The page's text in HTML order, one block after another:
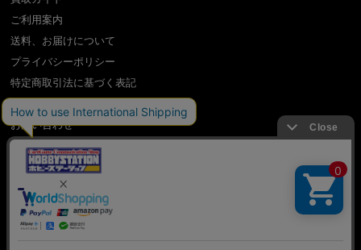
ご利用案内
送料、お届けについて
プライバシーポリシー
特定商取引法に基づく表記
お問い合わせ
利用規約
International Shipping Guidance